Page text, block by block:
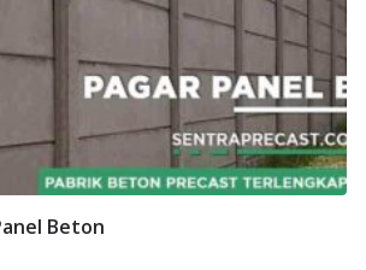
Beton